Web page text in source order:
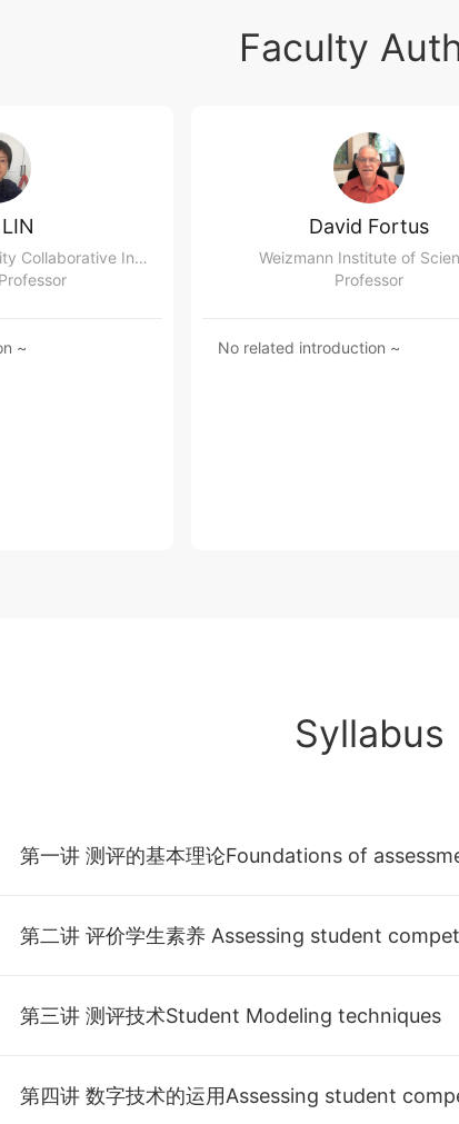
Faculty
Beijing Normal University Collaborative Innovation Center of Assessment for Basic Education Quality
~
David Fortus
Weizmann Institute of
Professor
No related introduction ~
Syllabus
第一讲 测评的基本理论Foundations of
第二讲 评价学生素养 Assessing student
第三讲 测评技术Student Modeling techniques
第四讲 数字技术的运用Assessing student